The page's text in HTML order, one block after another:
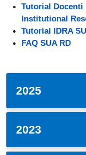
Tutorial Docenti
Institutional
Tutorial IDRA
FAQ SUA RD
2025
2023